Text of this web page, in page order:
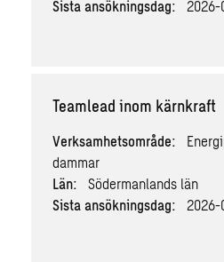
Sista ansökningsdag:
Teamlead inom kärnkraft
Verksamhetsområde:
dammar
Län:
Södermanlands län
Sista ansökningsdag: